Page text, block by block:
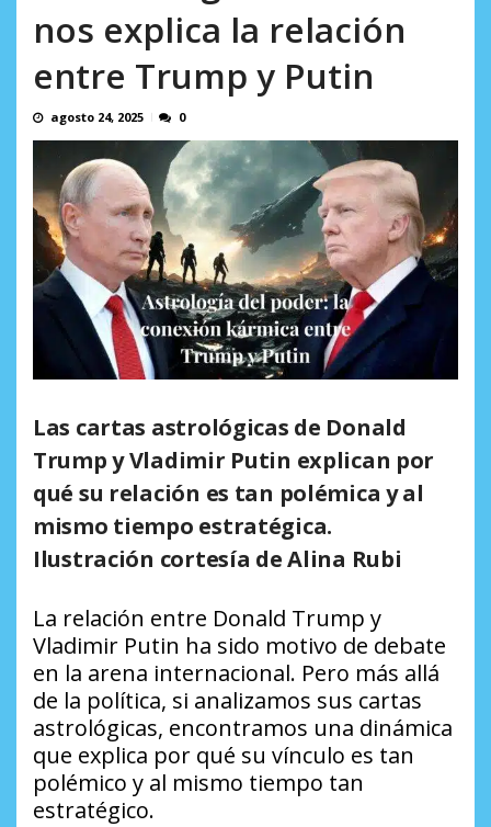
AGOSTO 6, 2026
nos explica la relación
entre Trump y Putin
agosto 24, 2025 0
Las cartas astrológicas de Donald
Trump y Vladimir Putin explican por
qué su relación es tan polémica y al
mismo tiempo estratégica.
Ilustración cortesía de Alina Rubi
La relación entre Donald Trump y
Vladimir Putin ha sido motivo de debate
en la arena internacional. Pero más allá
de la política, si analizamos sus cartas
astrológicas, encontramos una dinámica
que explica por qué su vínculo es tan
polémico y al mismo tiempo tan
estratégico.